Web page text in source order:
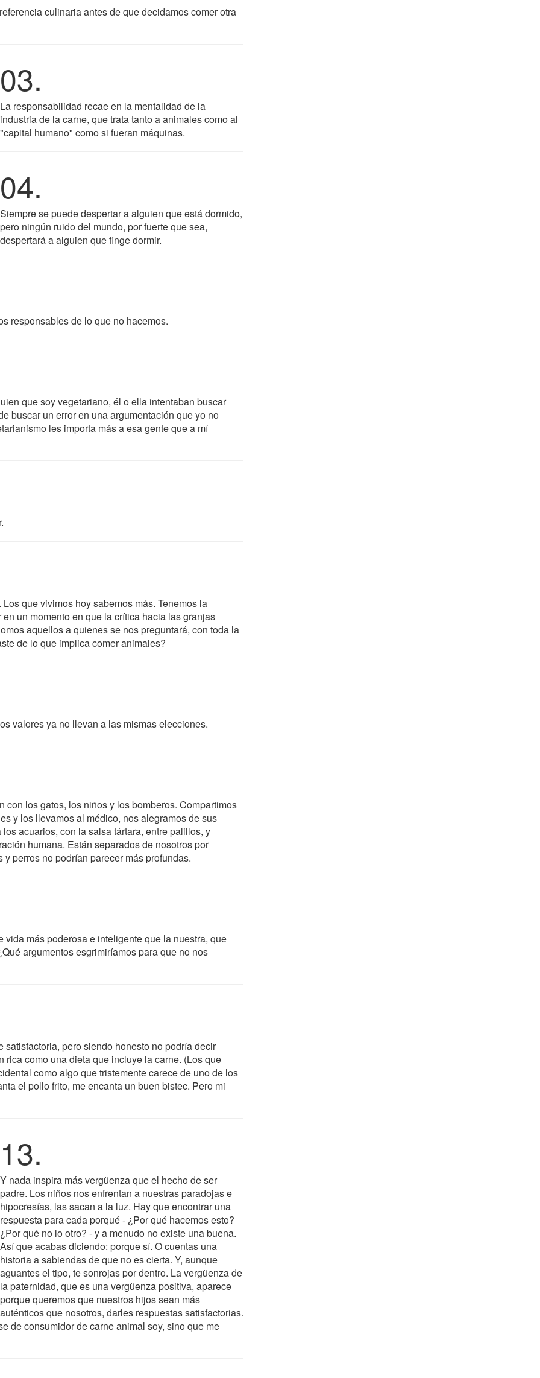
culinaria antes de que decidamos comer otra
03.
La responsabilidad recae en la mentalidad de la
industria de la carne, que trata tanto a animales como al
"capital humano" como si fueran máquinas.
04.
Siempre se puede despertar a alguien que está dormido,
pero ningún ruido del mundo, por fuerte que sea,
despertará a alguien que finge dormir.
responsables de lo que no hacemos.
que soy vegetariano, él o ella intentaban buscar
buscar un error en una argumentación que yo no
les importa más a esa gente que a mí
que vivimos hoy sabemos más. Tenemos la
un momento en que la crítica hacia las granjas
aquellos a quienes se nos preguntará, con toda la
de lo que implica comer animales?
valores ya no llevan a las mismas elecciones.
con los gatos, los niños y los bomberos. Compartimos
y los llevamos al médico, nos alegramos de sus
acuarios, con la salsa tártara, entre palillos, y
humana. Están separados de nosotros por
perros no podrían parecer más profundas.
más poderosa e inteligente que la nuestra, que
argumentos esgrimiríamos para que no nos
pero siendo honesto no podría decir
como una dieta que incluye la carne. (Los que
como algo que tristemente carece de uno de los
el pollo frito, me encanta un buen bistec. Pero mi
13.
Y nada inspira más vergüenza que el hecho de ser
padre. Los niños nos enfrentan a nuestras paradojas e
hipocresías, las sacan a la luz. Hay que encontrar una
respuesta para cada porqué - ¿Por qué hacemos esto?
¿Por qué no lo otro? - y a menudo no existe una buena.
Así que acabas diciendo: porque sí. O cuentas una
historia a sabiendas de que no es cierta. Y, aunque
aguantes el tipo, te sonrojas por dentro. La vergüenza de
la paternidad, que es una vergüenza positiva, aparece
porque queremos que nuestros hijos sean más
auténticos que nosotros, darles respuestas satisfactorias.
de consumidor de carne animal soy, sino que me